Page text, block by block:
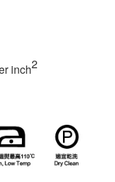
inch2